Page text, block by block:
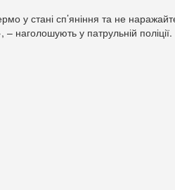
у стані сп’яніння та не
наголошують у патрульній поліції.